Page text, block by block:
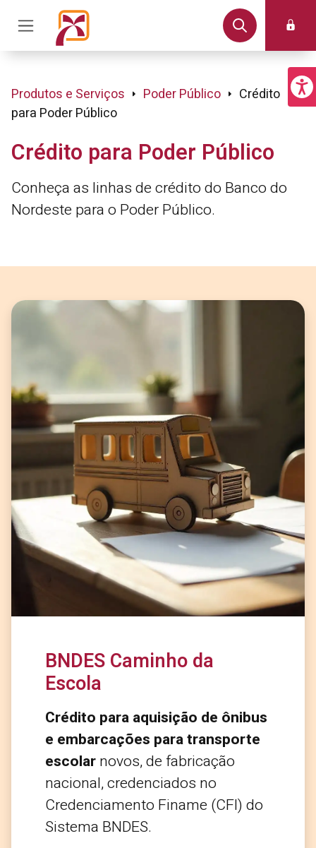
Produtos e Serviços Poder Público
Crédito
para Poder Público
Crédito para Poder Público
Conheça as linhas de crédito do Banco do
Nordeste para o Poder Público.
BNDES Caminho da
Escola
Crédito para aquisição de ônibus
e embarcações para transporte
escolarnovos, de fabricação
nacional, credenciados no
Credenciamento Finame (CFI) do
Sistema BNDES.